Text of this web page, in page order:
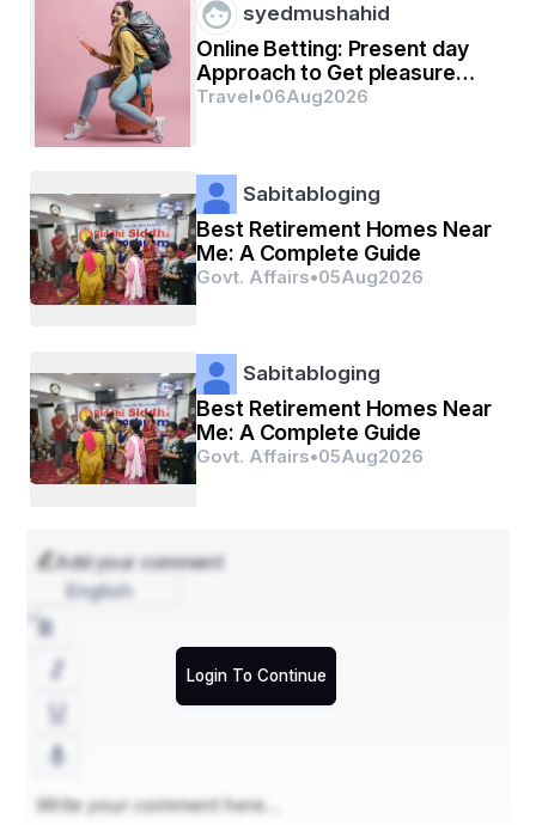
ପରାଧୀନ କରି ଦେଶକୁ ବଦନାମ କରୁଛନ୍ତି କିଛି ନୃଶଂଶ ରାକ୍ଷାସ
ଭାରତୀୟ ଜାତୀୟ ପତାକାର ରଙ୍ଗ ବର୍ଣ୍ଣନା କରେ ନିଜ ନିଜ
ଗୁଣ।
ଶାନ୍ତି,ମୈତ୍ରୀ, ପ୍ରଗତି ଓ ବିଶ୍ବାସ ଯାହାର ମୂଳ ଅର୍ଥ ।।
ନୁହେଁ ଏକା ନାରୀ ଯେଉଁଠି ପୁରୁଷଠାରୁ ଶିଶୁ ଯାଏ ସଭିଏଁ
ଅସୁରକ୍ଷିତ।
ସତରେ କଣ ଚାଖିଛି ଆମ ଦେଶ ସ୍ୱାଧୀନତାର ସ୍ୱାଦ ।🇮🇳।
syedmushahid
Online Betting: Present day
Approach to Get pleasure
from Digital camera Gaming
Travel•06Aug2026
Sabitabloging
Best Retirement Homes Near
Me: A Complete Guide
Govt. Affairs•05Aug2026
Sabitabloging
Best Retirement Homes Near
Me: A Complete Guide
Govt. Affairs•05Aug2026
Add your comment
Login To Continue
English